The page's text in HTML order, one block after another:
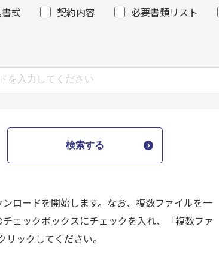
式 契約内容
必要書類リスト
検索する
ロードを開始します。なお、複数ファイルを一
ェックボックスにチェックを入れ、「複数ファ
ックしてください。